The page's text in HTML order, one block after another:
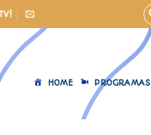
HOME PROGRAMAS